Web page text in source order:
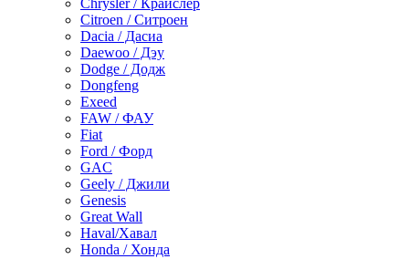
Chrysler / Крайслер
Citroen / Ситроен
Dacia / Дасиа
Daewoo / Дэу
Dodge / Додж
Dongfeng
Exeed
FAW / ФАУ
Fiat
Ford / Форд
GAC
Geely / Джили
Genesis
Great Wall
Haval/Хавал
Honda / Хонда